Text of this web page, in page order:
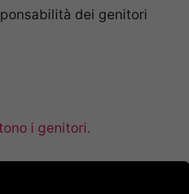
dei genitori
i genitori.